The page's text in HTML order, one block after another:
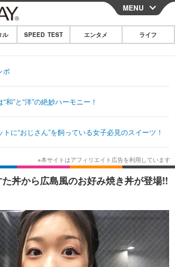
CLOSE
その他
映画・ドラマ
韓国・芸能
スポーツ
その他
グルメ
ショッピング
法
MENU
ル SPEED TEST エンタメ ライフ
ポ
和”と“洋”の絶妙ハーモニー！
に“おじさん”を飼っている女子必見のスイーツ！
丼から広島風のお好み焼き丼が登場!!